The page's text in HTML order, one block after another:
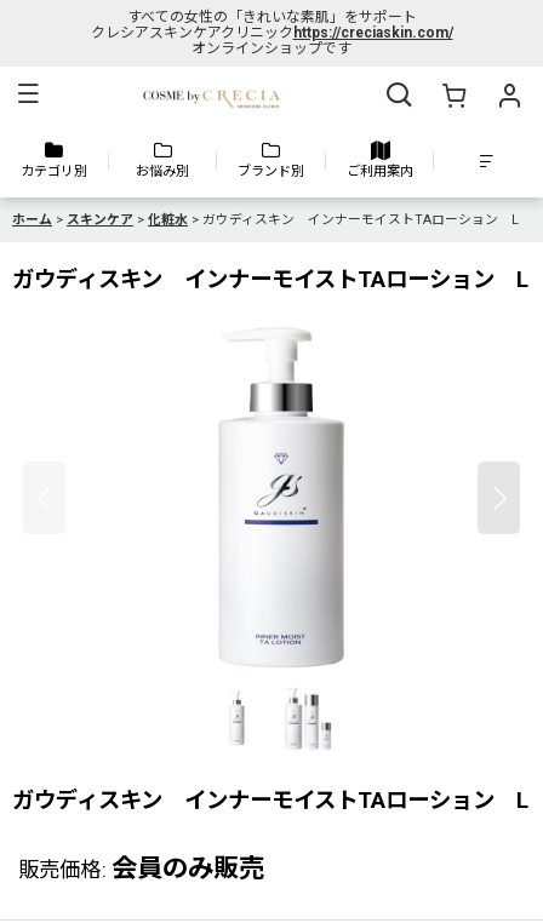
すべての女性の「きれいな素肌」をサポート
クレシアスキンケアクリニック https://creciaskin.com/
オンラインショップです
カテゴリ別 お悩み別 ブランド別 ご利用案内
ホーム > スキンケア > 化粧水 > ガウディスキン インナーモイストTAローション L
ガウディスキン インナーモイストTAローション L
ガウディスキン インナーモイストTAローション L
販売価格: 会員のみ販売